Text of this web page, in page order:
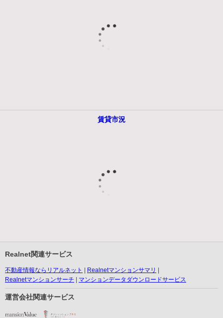
賃貸市況
Realnet関連サービス
不動産情報ならリアルネット
Realnetマンションサマリ
Realnetマンションサーチ
マンションデータダウンロードサービス
運営会社関連サービス